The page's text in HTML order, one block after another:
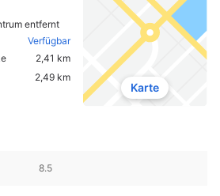
entfernt
Verfügbar
2,41 km
2,49 km
Karte
8.5